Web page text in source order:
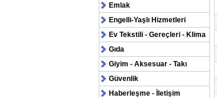
Emlak
Engelli-Yaşlı Hizmetleri
Ev Tekstili - Gereçleri - Klima
Gıda
Giyim - Aksesuar - Takı
Güvenlik
Haberleşme - İletişim